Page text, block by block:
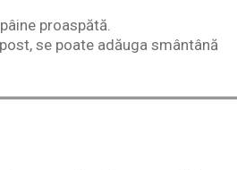
proaspătă.
se poate adăuga smântână